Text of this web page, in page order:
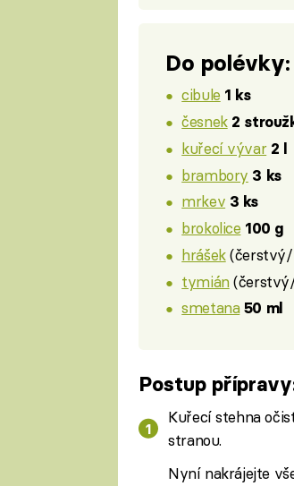
Do polévky:
cibule 1 ks
česnek 2
kuřecí vývar 2 l
brambory 3 ks
mrkev 3 ks
brokolice 100 g
hrášek(čerstvý/
tymián
smetana 50 ml
Postup
Kuřecí stehna
stranou.
Nyní nakrájejte